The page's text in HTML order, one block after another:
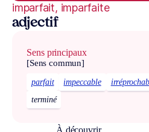
imparfait, imparfaite
adjectif
Sens principaux
[Sens commun]
parfait impeccable
terminé